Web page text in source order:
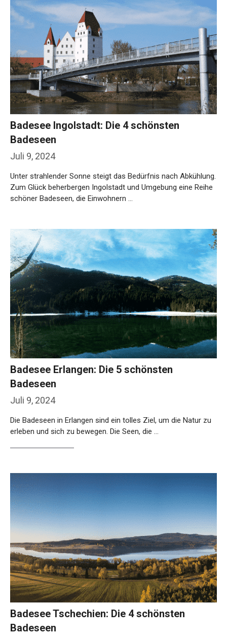
Juli 9, 2024
Badesee Ingolstadt: Die 4 schönsten
Badeseen
Unter strahlender Sonne steigt das Bedürfnis nach Abkühlung.
Zum Glück beherbergen Ingolstadt und Umgebung eine Reihe
schöner Badeseen, die Einwohnern …
Juli 9, 2024
Badesee Erlangen: Die 5 schönsten
Badeseen
Die Badeseen in Erlangen sind ein tolles Ziel, um die Natur zu
erleben und sich zu bewegen. Die Seen, die …
Badesee Tschechien: Die 4 schönsten
Badeseen